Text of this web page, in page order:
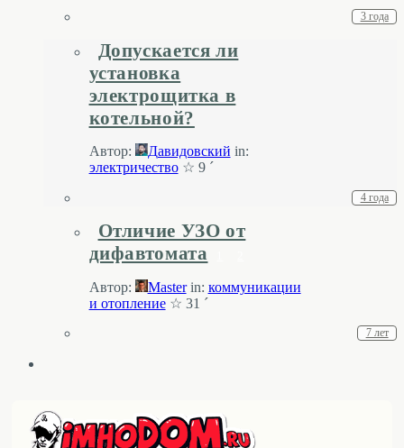
3 года
Допускается ли
установка
электрощитка в
котельной?
Автор: Давидовский in:
электричество☆ 9 ´
4 года
Отличие УЗО от
дифавтомата
Автор: Master in: коммуникации
и отопление☆ 31 ´
7 лет